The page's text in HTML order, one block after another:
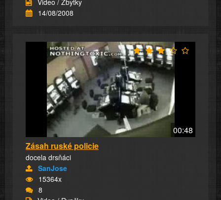
Video / Zbytky
14/08/2008
00:48
Zásah ruské policie
docela drsňáci
SanJose
15364x
8